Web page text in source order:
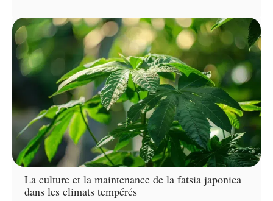
La culture et la maintenance de la fatsia japonica
dans les climats tempérés